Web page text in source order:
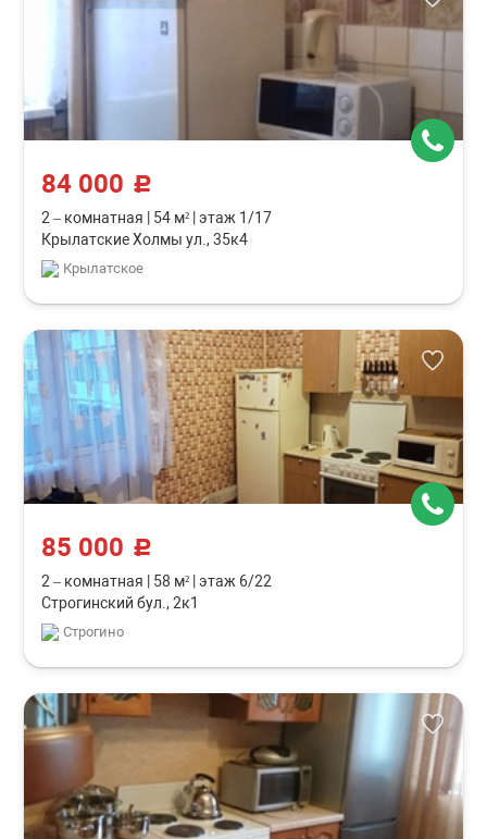
84 000 c
2 – комнатная 54 м² этаж 1/17
Крылатские Холмы ул., 35к4
Крылатское
85 000 c
2 – комнатная 58 м² этаж 6/22
Строгинский бул., 2к1
Строгино